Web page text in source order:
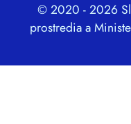
© 2020 - 2026
prostredia a